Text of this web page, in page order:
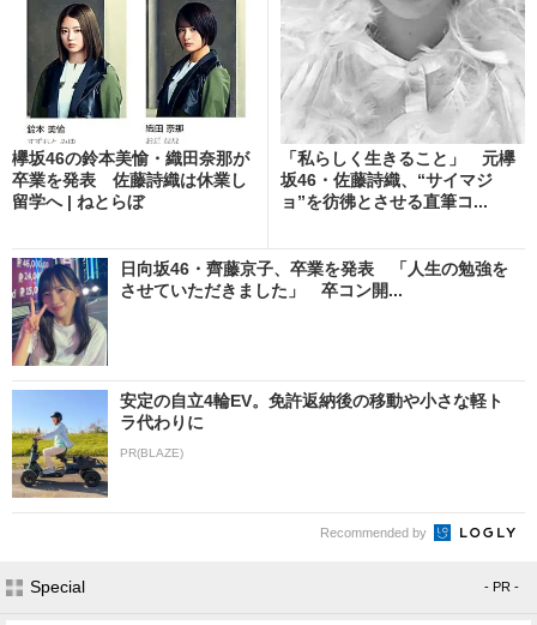
欅坂46の鈴本美愉・織田奈那が
卒業を発表 佐藤詩織は休業し
留学へ | ねとらぼ
「私らしく生きること」 元欅
坂46・佐藤詩織、“サイマジ
ョ”を彷彿とさせる直筆コ...
日向坂46・齊藤京子、卒業を発表 「人生の勉強を
させていただきました」 卒コン開...
安定の自立4輪EV。免許返納後の移動や小さな軽ト
ラ代わりに
PR(BLAZE)
Recommended by
Special - PR -